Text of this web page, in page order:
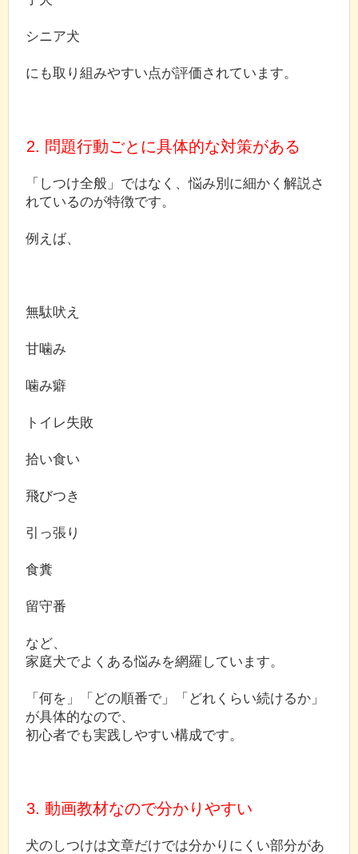
シニア犬
にも取り組みやすい点が評価されています。
2. 問題行動ごとに具体的な対策がある
「しつけ全般」ではなく、悩み別に細かく解説さ
れているのが特徴です。
例えば、
無駄吠え
甘噛み
噛み癖
トイレ失敗
拾い食い
飛びつき
引っ張り
食糞
留守番
など、
家庭犬でよくある悩みを網羅しています。
「何を」「どの順番で」「どれくらい続けるか」
が具体的なので、
初心者でも実践しやすい構成です。
3. 動画教材なので分かりやすい
犬のしつけは文章だけでは分かりにくい部分があ